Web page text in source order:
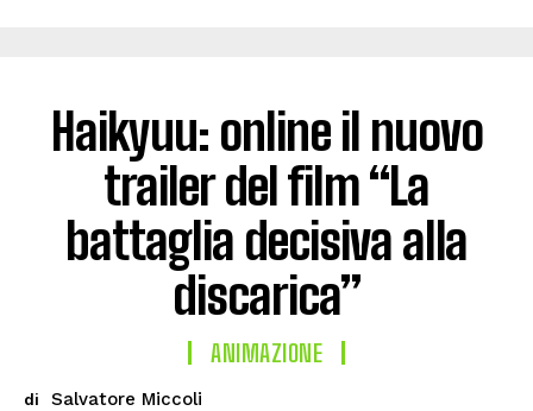
Haikyuu: online il nuovo
trailer del film “La
battaglia decisiva alla
discarica”
ANIMAZIONE
di Salvatore Miccoli